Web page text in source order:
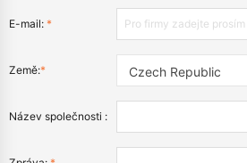
E-mail: *
Země:* Czech Republic
Název společnosti :